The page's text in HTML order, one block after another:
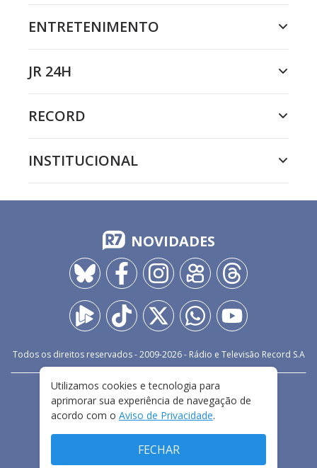
ENTRETENIMENTO
JR 24H
RECORD
INSTITUCIONAL
NOVIDADES
Todos os direitos reservados - 2009-2026- Rádio e Televisão Record S.A
FALE CONOSCO
PRIVACIDADE
TERMOS E CONDIÇÕES DE USO
Utilizamos cookies e tecnologia para
aprimorar sua experiência de navegação de
acordo com o Aviso de Privacidade.
FECHAR